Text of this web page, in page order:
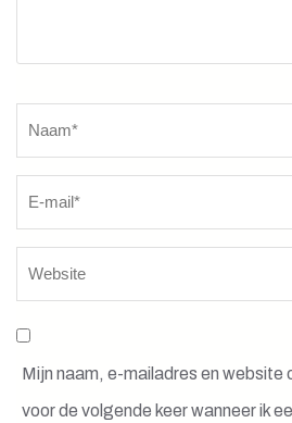
Naam
Mijn naam, e-mailadres en website
voor de volgende keer wanneer ik